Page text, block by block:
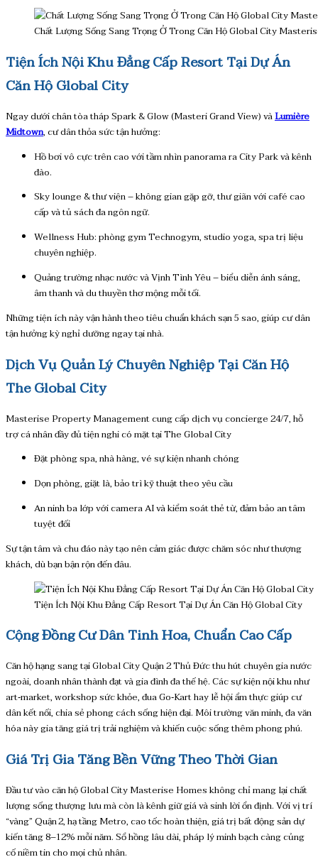
Chất Lượng Sống Sang Trọng Ở Trong Căn Hộ Global City
Tiện Ích Nội Khu Đẳng Cấp Resort Tại Dự Án
Căn Hộ Global City
Ngay dưới chân tòa tháp Spark & Glow (Masteri Grand View) vàLumière
Midtown, cư dân thỏa sức tận hưởng:
Hồ bơi vô cực trên cao với tầm nhìn panorama ra City Park và kênh
đào.
Sky lounge & thư viện – không gian gặp gỡ, thư giãn với café cao
cấp và tủ sách đa ngôn ngữ.
Wellness Hub: phòng gym Technogym, studio yoga, spa trị liệu
chuyên nghiệp.
Quảng trường nhạc nước và Vịnh Tình Yêu – biểu diễn ánh sáng,
âm thanh và du thuyền thơ mộng mỗi tối.
Những tiện ích này vận hành theo tiêu chuẩn khách sạn 5 sao, giúp cư dân
tận hưởng kỳ nghỉ dưỡng ngay tại nhà.
Dịch Vụ Quản Lý Chuyên Nghiệp Tại Căn Hộ
The Global City
Masterise Property Management cung cấp dịch vụ concierge 24/7, hỗ
trợ cá nhân đầy đủ tiện nghi có mặt tại The Global City
Đặt phòng spa, nhà hàng, vé sự kiện nhanh chóng
Dọn phòng, giặt là, bảo trì kỹ thuật theo yêu cầu
An ninh ba lớp với camera AI và kiểm soát thẻ từ, đảm bảo an tâm
tuyệt đối
Sự tận tâm và chu đáo này tạo nên cảm giác được chăm sóc như thượng
khách, dù bạn bận rộn đến đâu.
Tiện Ích Nội Khu Đẳng Cấp Resort Tại Dự Án Căn Hộ Global City
Cộng Đồng Cư Dân Tinh Hoa, Chuẩn Cao Cấp
Căn hộ hạng sang tại Global City Quận 2 Thủ Đức thu hút chuyên gia nước
ngoài, doanh nhân thành đạt và gia đình đa thế hệ. Các sự kiện nội khu như
art‑market, workshop sức khỏe, đua Go‑Kart hay lễ hội ẩm thực giúp cư
dân kết nối, chia sẻ phong cách sống hiện đại. Môi trường văn minh, đa văn
hóa này gia tăng giá trị trải nghiệm và khiến cuộc sống thêm phong phú.
Giá Trị Gia Tăng Bền Vững Theo Thời Gian
Đầu tư vào căn hộ Global City Masterise Homes không chỉ mang lại chất
lượng sống thượng lưu mà còn là kênh giữ giá và sinh lời ổn định. Với vị trí
“vàng” Quận 2, hạ tầng Metro, cao tốc hoàn thiện, giá trị bất động sản dự
kiến tăng 8–12% mỗi năm. Sổ hồng lâu dài, pháp lý minh bạch càng củng
cố niềm tin cho mọi chủ nhân.